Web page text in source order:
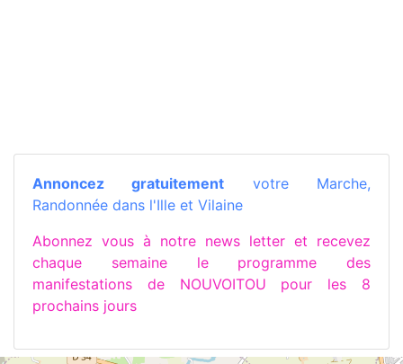
Annoncez gratuitement votre Marche,
Randonnée dans l'Ille et Vilaine
Abonnez vous à notre news letter et recevez
chaque semaine le programme des
manifestations de NOUVOITOU pour les 8
prochains jours